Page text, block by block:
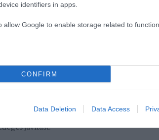
identifiers in apps.
allow Google to enable storage related to
CONFIRM
Data Deletion Data Access
hetente legalább egyszer
eltávolítsuk a port és a szennyeződéseket.
használjunk enyhe mosószert a
a fa felületét.
időnként olajozni vagy festeni kell, hogy
hatásoktól. Az olajozás vagy festés
az ablakkeret élettartamát. A
a régi ablakkeretnek.
az ablakkeretek állapotát, és ha
javítást.